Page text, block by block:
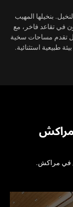
بنخيلها المهيب
في تقاعد فاخر، مع
تقدم مساحات سخية
طبيعية استثنائية.
في مراكش.